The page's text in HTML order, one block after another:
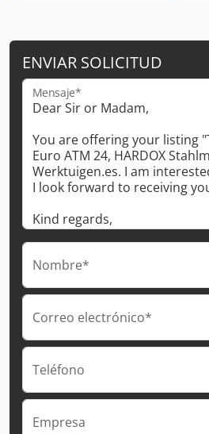
ENVIAR SOLICITUD
Mensaje*
Nombre*
Correo electrónico*
Teléfono
Empresa